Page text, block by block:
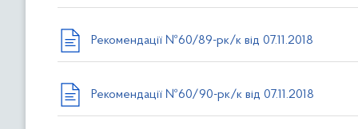
Рекомендації №60/89-рк/к від 07.11.2018
Рекомендації №60/90-рк/к від 07.11.2018